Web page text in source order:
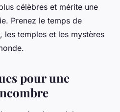
célèbres et mérite une
Prenez le temps de
les temples et les mystères
pour une